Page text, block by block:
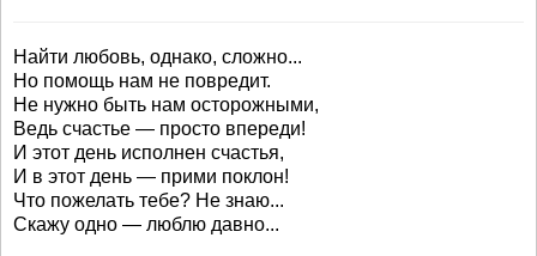
Найти любовь, однако, сложно...
Но помощь нам не повредит.
Не нужно быть нам осторожными,
Ведь счастье — просто впереди!
И этот день исполнен счастья,
И в этот день — прими поклон!
Что пожелать тебе? Не знаю...
Скажу одно — люблю давно...